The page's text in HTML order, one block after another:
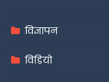
विज्ञापन
विडियो